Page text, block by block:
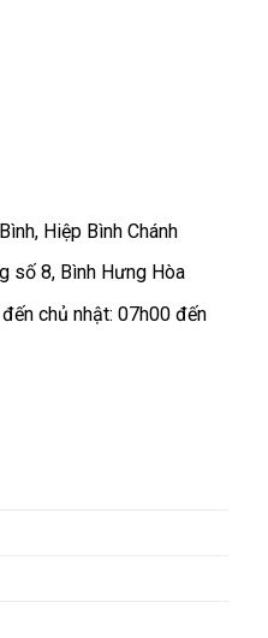
Hiệp Bình Chánh
số 8, Bình Hưng Hòa
chủ nhật: 07h00 đến